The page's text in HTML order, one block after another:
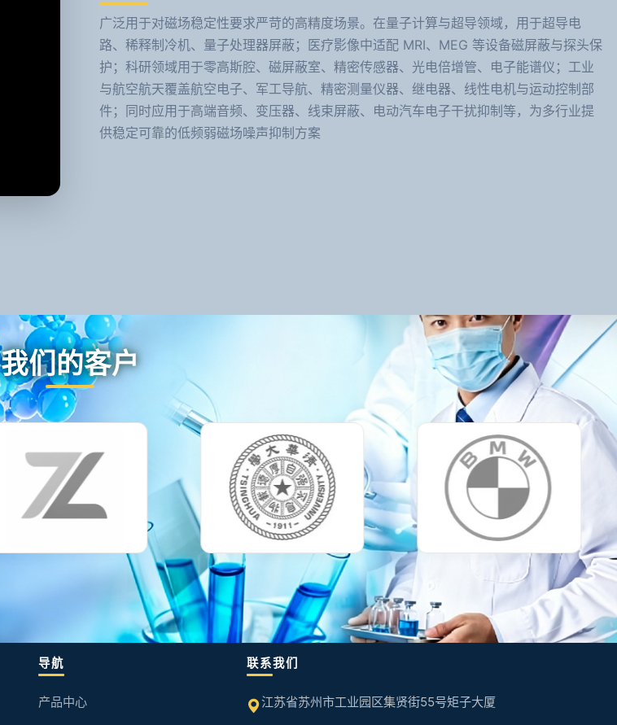
广泛用于对磁场稳定性要求严苛的高精度场景。在量子计算与超导领域，用于超导电
路、稀释制冷机、量子处理器屏蔽；医疗影像中适配 MRI、MEG 等设备磁屏蔽与探头保
护；科研领域用于零高斯腔、磁屏蔽室、精密传感器、光电倍增管、电子能谱仪；工业
与航空航天覆盖航空电子、军工导航、精密测量仪器、继电器、线性电机与运动控制部
件；同时应用于高端音频、变压器、线束屏蔽、电动汽车电子干扰抑制等，为多行业提
供稳定可靠的低频弱磁场噪声抑制方案
我们的客户
导航
产品中心
联系我们
江苏省苏州市工业园区集贤街55号矩子大厦